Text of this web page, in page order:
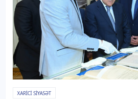
XARICI SIYASƏT